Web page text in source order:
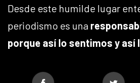
Desde este humilde lugar
periodismo es una
porque así lo sentimos y así